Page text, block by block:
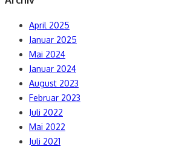
April 2025
Januar 2025
Mai 2024
Januar 2024
August 2023
Februar 2023
Juli 2022
Mai 2022
Juli 2021